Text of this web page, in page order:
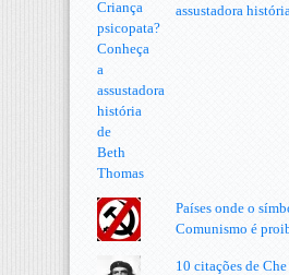
assustadora
Países onde o
Comunismo é
10 citações de